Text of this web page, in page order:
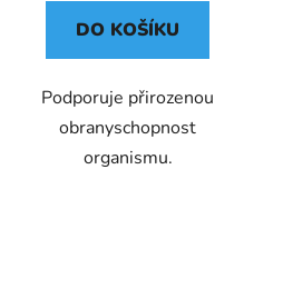
DO KOŠÍKU
Podporuje přirozenou
obranyschopnost
organismu.